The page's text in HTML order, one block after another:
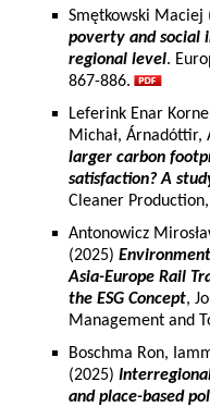
Smętkowski Maciej
poverty and social
regional level.
867-886.
Leferink Enar
Michał, Árnadóttir,
larger carbon
satisfaction? A
Cleaner
Antonowicz
(2025)
Asia-Europe Rail
the ESG Concept,
Management and
Boschma Ron,
(2025)
and place-based